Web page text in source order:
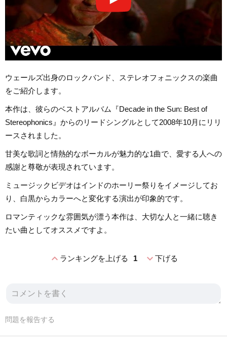
ウェールズ出身のロックバンド、ステレオフォニックスの楽曲
をご紹介します。
本作は、彼らのベストアルバム『Decade in the Sun: Best of
Stereophonics』からのリードシングルとして2008年10月にリリ
ースされました。
甘美な歌詞と情熱的なボーカルが魅力的な1曲で、愛する人への
感謝と尊敬が表現されています。
ミュージックビデオはインドのホーリー祭りをイメージしてお
り、白黒からカラーへと変化する演出が印象的です。
ロマンティックな雰囲気が漂う本作は、大切な人と一緒に聴き
たい曲としてオススメですよ。
expand_lessランキングを上げる 1 expand_more下げる
問題を報告する